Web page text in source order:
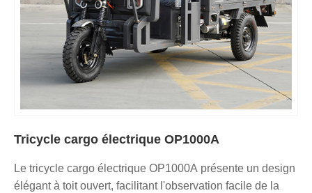
Tricycle cargo électrique OP1000A
Le tricycle cargo électrique OP1000A présente un design
élégant à toit ouvert, facilitant l'observation facile de la